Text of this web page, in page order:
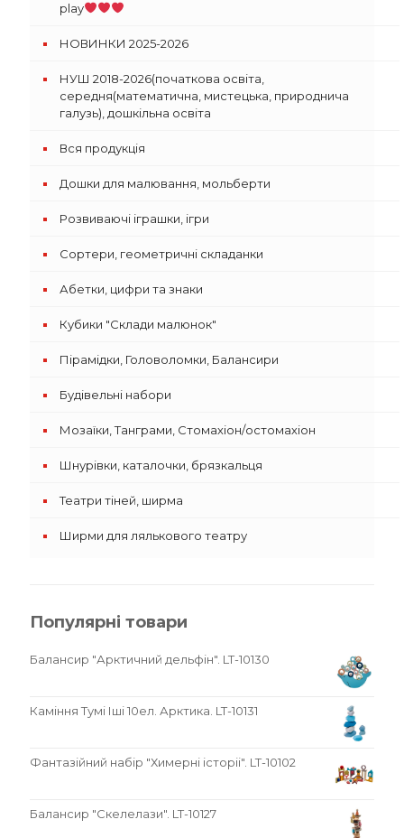
play
НОВИНКИ 2025-2026
НУШ 2018-2026(початкова освіта,
середня(математична, мистецька, природнича
галузь), дошкільна освіта
Вся продукція
Дошки для малювання, мольберти
Розвиваючі іграшки, ігри
Сортери, геометричні складанки
Абетки, цифри та знаки
Кубики "Склади малюнок"
Пірамідки, Головоломки, Балансири
Будівельні набори
Мозаїки, Танграми, Стомахіон/остомахіон
Шнурівки, каталочки, брязкальця
Театри тіней, ширма
Ширми для лялькового театру
Популярні товари
Балансир "Арктичний дельфін". LT-10130
Каміння Тумі Іші 10ел. Арктика. LT-10131
Фантазійний набір "Химерні історіі". LT-10102
Балансир "Скелелази". LT-10127